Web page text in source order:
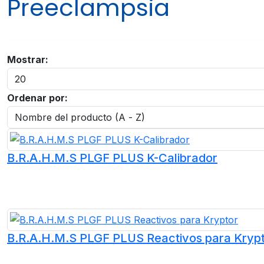
Preeclampsia
Mostrar:
Ordenar por:
B.R.A.H.M.S PLGF PLUS K-Calibrador
B.R.A.H.M.S PLGF PLUS Reactivos para